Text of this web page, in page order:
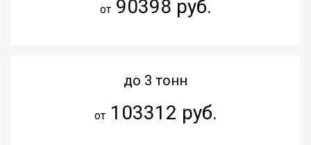
от90398 руб.
до 3 тонн
от103312 руб.